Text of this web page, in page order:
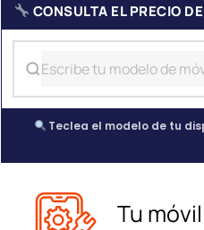
CONSULTA EL PRECIO
Teclea el modelo de tu
Tu